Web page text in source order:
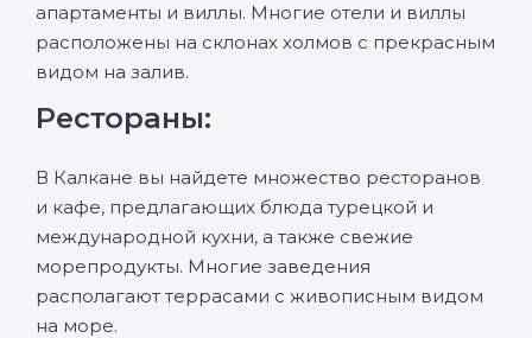
апартаменты и виллы. Многие отели и виллы
расположены на склонах холмов с прекрасным
видом на залив.
Рестораны:
В Калкане вы найдете множество ресторанов
и кафе, предлагающих блюда турецкой и
международной кухни, а также свежие
морепродукты. Многие заведения
располагают террасами с живописным видом
на море.